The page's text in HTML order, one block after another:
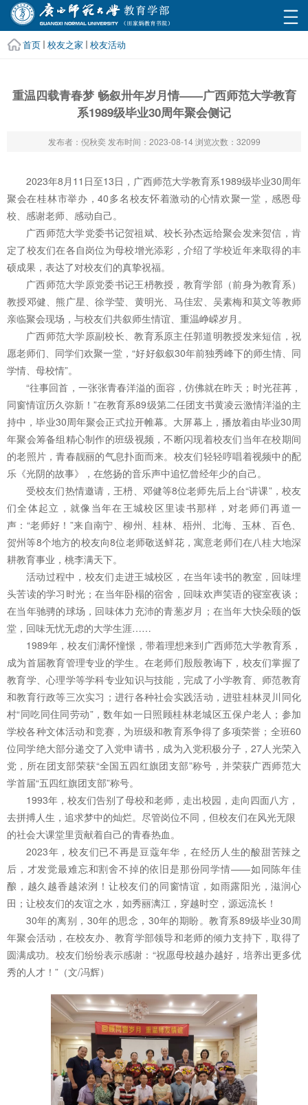
首页 校友之家 校友活动
重温四载青春梦 畅叙卅年岁月情——广西师范大学教育
系1989级毕业30周年聚会侧记
发布者：倪秋奕 发布时间：2023-08-14 浏览次数： 32099
2023年8月11日至13日，广西师范大学教育系1989级毕业30周年
聚会在桂林市举办，40多名校友怀着激动的心情欢聚一堂，感恩母
校、感谢老师、感动自己。
广西师范大学党委书记贺祖斌、校长孙杰远给聚会发来贺信，肯
定了校友们在各自岗位为母校增光添彩，介绍了学校近年来取得的丰
硕成果，表达了对校友们的真挚祝福。
广西师范大学原党委书记王枬教授，教育学部（前身为教育系）
教授邓健、熊广星、徐学莹、黄明光、马佳宏、吴素梅和莫文等教师
亲临聚会现场，与校友们共叙师生情谊、重温峥嵘岁月。
广西师范大学原副校长、教育系原主任郭道明教授发来短信，祝
愿老师们、同学们欢聚一堂，“好好叙叙30年前独秀峰下的师生情、同
学情、母校情”。
“往事回首，一张张青春洋溢的面容，仿佛就在昨天；时光荏苒，
同窗情谊历久弥新！”在教育系89级第二任团支书黄凌云激情洋溢的主
持中，毕业30周年聚会正式拉开帷幕。大屏幕上，播放着由毕业30周
年聚会筹备组精心制作的班级视频，不断闪现着校友们当年在校期间
的老照片，青春靓丽的气息扑面而来。校友们轻轻哼唱着视频中的配
乐《光阴的故事》，在悠扬的音乐声中追忆曾经年少的自己。
受校友们热情邀请，王枬、邓健等8位老师先后上台“讲课”，校友
们全体起立，就像当年在王城校区里读书那样，对老师们再道一
声：“老师好！”来自南宁、柳州、桂林、梧州、北海、玉林、百色、
贺州等8个地方的校友向8位老师敬送鲜花，寓意老师们在八桂大地深
耕教育事业，桃李满天下。
活动过程中，校友们走进王城校区，在当年读书的教室，回味埋
头苦读的学习时光；在当年卧榻的宿舍，回味欢声笑语的寝室夜谈；
在当年驰骋的球场，回味体力充沛的青葱岁月；在当年大快朵颐的饭
堂，回味无忧无虑的大学生涯……
1989年，校友们满怀憧憬，带着理想来到广西师范大学教育系，
成为首届教育管理专业的学生。在老师们殷殷教诲下，校友们掌握了
教育学、心理学等学科专业知识与技能，完成了小学教育、师范教育
和教育行政等三次实习；进行各种社会实践活动，进驻桂林灵川同化
村“同吃同住同劳动”，数年如一日照顾桂林老城区五保户老人；参加
学校各种文体活动和竞赛，为班级和教育系争得了多项荣誉；全班60
位同学绝大部分递交了入党申请书，成为入党积极分子，27人光荣入
党，所在团支部荣获“全国五四红旗团支部”称号，并荣获广西师范大
学首届“五四红旗团支部”称号。
1993年，校友们告别了母校和老师，走出校园，走向四面八方，
去拼搏人生，追求梦中的灿烂。尽管岗位不同，但校友们在风光无限
的社会大课堂里贡献着自己的青春热血。
2023年，校友们已不再是豆蔻年华，在经历人生的酸甜苦辣之
后，才发觉最难忘和割舍不掉的依旧是那份同学情——如同陈年佳
酿，越久越香越浓洌！让校友们的同窗情谊，如雨露阳光，滋润心
田；让校友们的友谊之水，如秀丽漓江，穿越时空，源远流长！
30年的离别，30年的思念，30年的期盼。教育系89级毕业30周
年聚会活动，在校友办、教育学部领导和老师的倾力支持下，取得了
圆满成功。校友们纷纷表示感谢：“祝愿母校越办越好，培养出更多优
秀的人才！”（文/冯辉）